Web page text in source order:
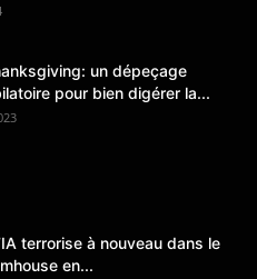
un dépeçage
pour bien digérer la...
terrorise à nouveau dans le
en...